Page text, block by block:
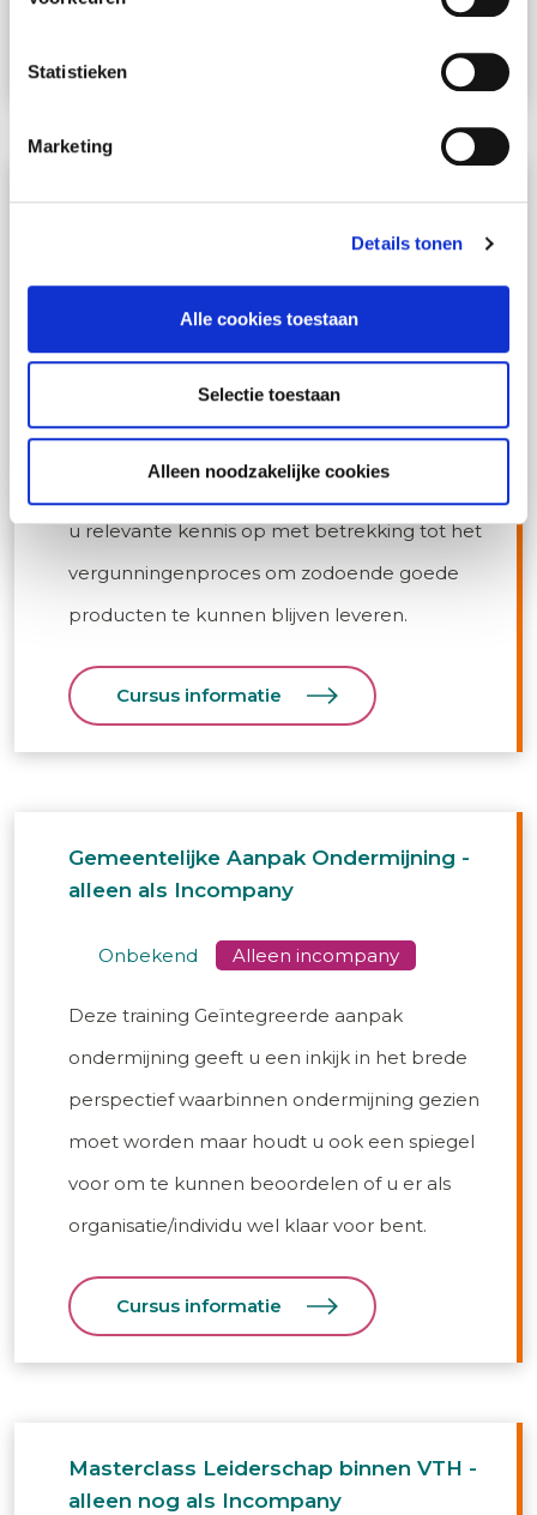
Statistieken
Marketing
Details tonen
Alle cookies toestaan
Selectie toestaan
Alleen noodzakelijke cookies
Horecabedrijven: vergunningverlening
en beleid - alleen als incompany
In deze 2-daagse cursus Horecabedrijven:
vergunningverlening en beleid leert u als
medewerker Bijzondere Wetten en APV hoe
vergunningaanvragen af te handelen en doet
u relevante kennis op met betrekking tot het
vergunningenproces om zodoende goede
producten te kunnen blijven leveren.
Cursus informatie
Gemeentelijke Aanpak Ondermijning -
alleen als Incompany
onbekend
Deze training Geïntegreerde aanpak
ondermijning geeft u een inkijk in het brede
perspectief waarbinnen ondermijning gezien
moet worden maar houdt u ook een spiegel
voor om te kunnen beoordelen of u er als
organisatie/individu wel klaar voor bent.
Cursus informatie
Masterclass Leiderschap binnen VTH -
alleen nog als Incompany